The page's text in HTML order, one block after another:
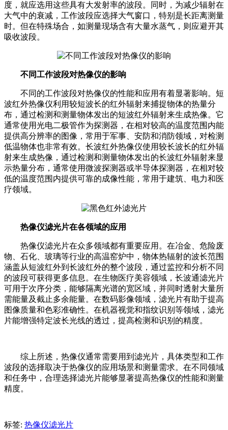
度，就应选用这些具有大发射率的波段。同时，为减少辐射在
大气中的衰减，工作波段应选择大气窗口，特别是长距离测量
时。但在特殊场合，如测量现场含有大量水蒸气，则应避开其
吸收波段。
不同工作波段对热像仪的影响
不同的工作波段对热像仪的性能和应用有着显著影响。短
波红外热像仪利用较短波长的红外辐射来捕捉物体的热量分
布，通过检测和测量物体发出的短波红外辐射来生成热像。它
通常使用光电二极管作为探测器，在相对较高的温度范围内能
提供高分辨率的图像，常用于军事、安防和消防领域，对检测
低温物体也非常有效。长波红外热像仪使用较长波长的红外辐
射来生成热像，通过检测和测量物体发出的长波红外辐射来显
示热量分布，通常使用微波探测器或半导体探测器，在相对较
低的温度范围内提供可靠的成像性能，常用于建筑、电力和医
疗领域。
热像仪滤光片在各领域的应用
热像仪滤光片在众多领域都有重要应用。在冶金、危险废
物、石化、玻璃等行业的高温窑炉中，物体热辐射的波长范围
涵盖从短波红外到长波红外的整个波段，通过监控和分析不同
的波段可获得更多信息。在生物医疗美容领域，长波通滤光片
可用于次序分类，能够隔离光谱的宽区域，并同时透射大量所
需能量及截止多余能量。在数码影像领域，滤光片有助于提高
图像质量和色彩准确性。在机器视觉和指纹识别等领域，滤光
片能增强特定波长光线的透过，提高检测和识别的精度。
综上所述，热像仪通常需要用到滤光片，具体类型和工作
波段的选择取决于热像仪的应用场景和测量需求。在不同领域
和任务中，合理选择滤光片能够显著提高热像仪的性能和测量
精度。
标签: 热像仪滤光片